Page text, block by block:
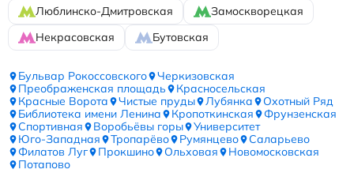
Люблинско-Дмитровская
Замоскворецкая
Некрасовская
Бутовская
Бульвар Рокоссовского
Черкизовская
Преображенская площадь
Красносельская
Красные Ворота
Чистые пруды Лубянка
Охотный Ряд
Библиотека имени Ленина
Кропоткинская
Фрунзенская
Спортивная
Воробьёвы горы
Университет
Юго-Западная
Тропарёво Румянцево
Саларьево
Филатов Луг
Прокшино Ольховая
Новомосковская
Потапово